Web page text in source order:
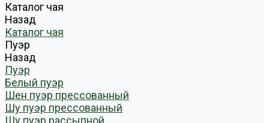
Каталог чая
Назад
Каталог чая
Пуэр
Назад
Пуэр
Белый пуэр
Шен пуэр прессованный
Шу пуэр прессованный
Шу пуэр рассыпной